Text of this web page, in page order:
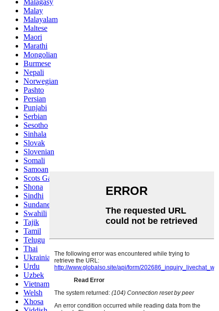
Malagasy
Malay
Malayalam
Maltese
Maori
Marathi
Mongolian
Burmese
Nepali
Norwegian
Pashto
Persian
Punjabi
Serbian
Sesotho
Sinhala
Slovak
Slovenian
Somali
Samoan
Scots Gaelic
Shona
Sindhi
Sundanese
Swahili
Tajik
Tamil
Telugu
Thai
Ukrainian
Urdu
Uzbek
Vietnamese
Welsh
Xhosa